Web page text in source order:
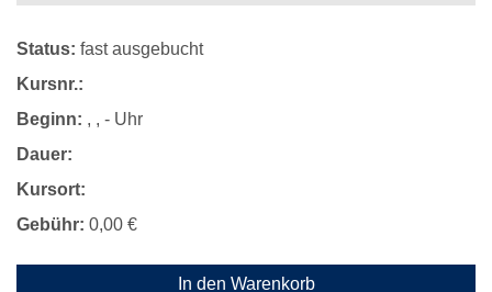
Status: fast ausgebucht
Kursnr.:
Beginn: , , - Uhr
Dauer:
Kursort:
Gebühr: 0,00 €
In den Warenkorb